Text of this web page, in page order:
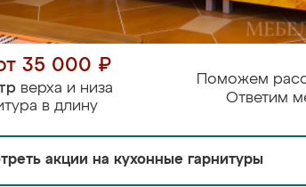
35 000 ₽
верха и низа
в длину
Поможем
Ответим
акции на кухонные гарнитуры